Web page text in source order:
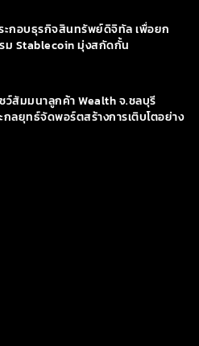
ะกอบธุรกิจสินทรัพย์ดิจิทัล เพื่อยก
ม Stablecoin มุ่งสกัดกั้น
ว์สัมมนาลูกค้า Wealth จ.ชลบุรี
ลยุทธ์จัดพอร์ตสร้างการเติบโตอย่าง